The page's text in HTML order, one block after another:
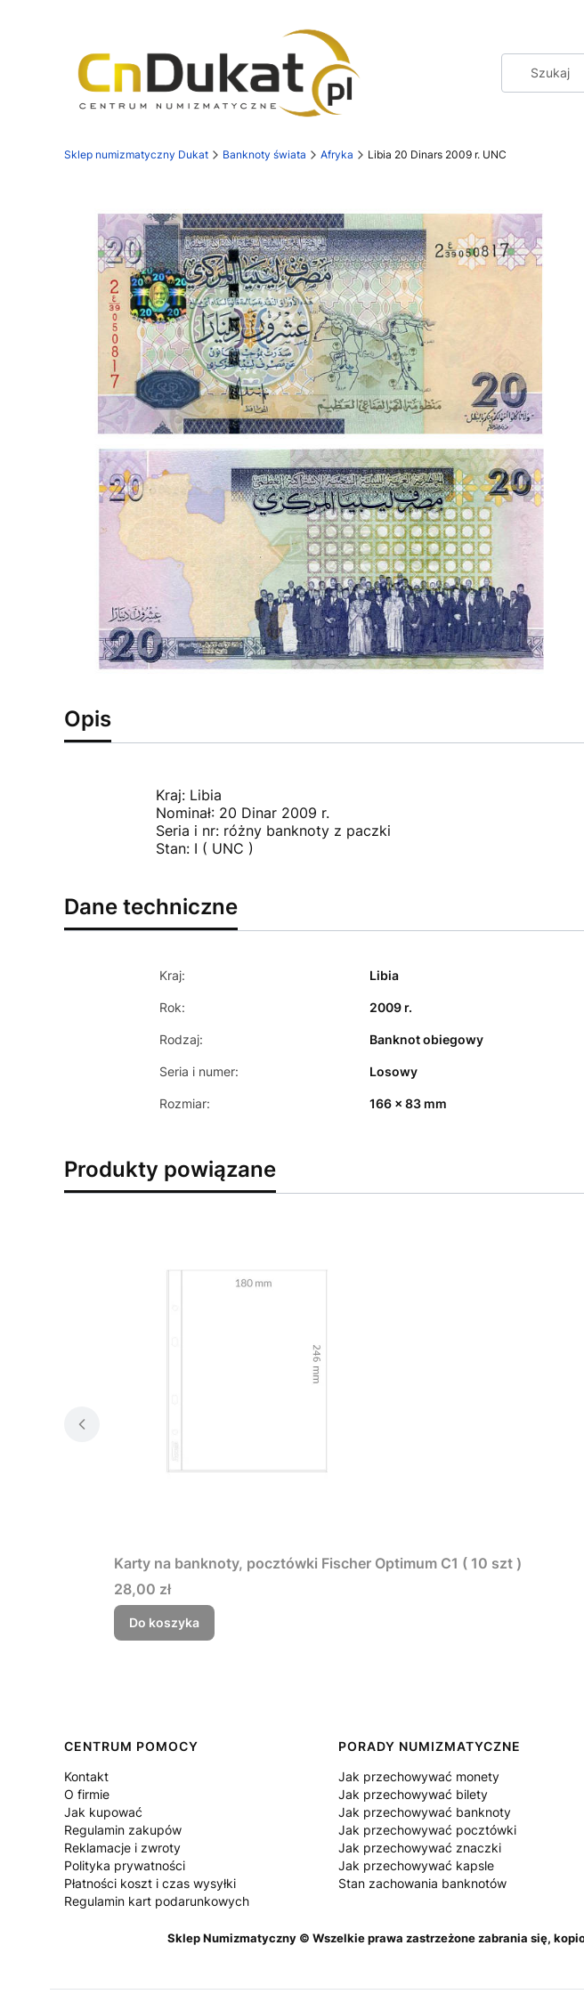
Sklep numizmatyczny Dukat Banknoty świata Afryka Libia 20 Dinars 2009 r. UNC
Opis
Kraj: Libia
Nominał: 20 Dinar 2009 r.
Seria i nr: różny banknoty z paczki
Stan: I ( UNC )
Dane techniczne
Kraj: Libia
Rok: 2009 r.
Rodzaj: Banknot obiegowy
Seria i numer: Losowy
Rozmiar: 166 x 83 mm
Produkty powiązane
Karty na banknoty, pocztówki Fischer Optimum C1 ( 10 szt )
Cena
28,00 zł
Do koszyka
Linki w stopce
CENTRUM POMOCY
Kontakt
O firmie
Jak kupować
Regulamin zakupów
Reklamacje i zwroty
Polityka prywatności
Płatności koszt i czas wysyłki
Regulamin kart podarunkowych
PORADY NUMIZMATYCZNE
Jak przechowywać monety
Jak przechowywać bilety
Jak przechowywać banknoty
Jak przechowywać pocztówki
Jak przechowywać znaczki
Jak przechowywać kapsle
Stan zachowania banknotów
Sklep Numizmatyczny © Wszelkie prawa zastrzeżone zabrania się,